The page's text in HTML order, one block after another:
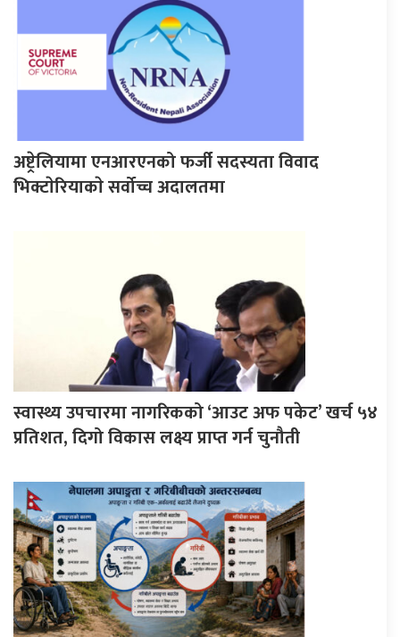
अष्ट्रेलियामा एनआरएनको फर्जी सदस्यता विवाद
भिक्टाेरियाकाे सर्वोच्च अदालतमा
स्वास्थ्य उपचारमा नागरिकको ‘आउट अफ पकेट’ खर्च ५४
प्रतिशत, दिगो विकास लक्ष्य प्राप्त गर्न चुनौती